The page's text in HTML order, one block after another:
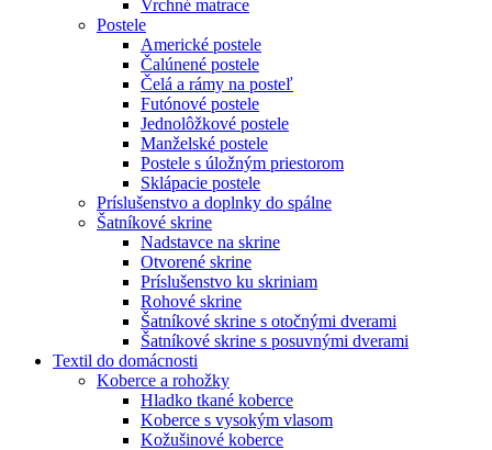
Vrchné matrace
Postele
Americké postele
Čalúnené postele
Čelá a rámy na posteľ
Futónové postele
Jednolôžkové postele
Manželské postele
Postele s úložným priestorom
Sklápacie postele
Príslušenstvo a doplnky do spálne
Šatníkové skrine
Nadstavce na skrine
Otvorené skrine
Príslušenstvo ku skriniam
Rohové skrine
Šatníkové skrine s otočnými dverami
Šatníkové skrine s posuvnými dverami
Textil do domácnosti
Koberce a rohožky
Hladko tkané koberce
Koberce s vysokým vlasom
Kožušinové koberce